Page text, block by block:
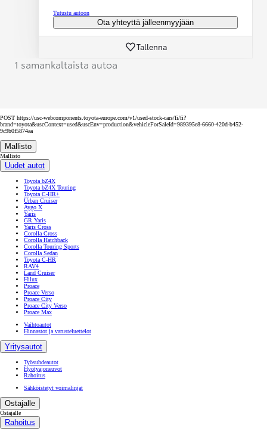
Tutustu autoon
Ota yhteyttä jälleenmyyjään
Tallenna
1 samankaltaista autoa
POST https://usc-webcomponents.toyota-europe.com/v1/used-stock-cars/fi/fi?
brand=toyota&uscContext=used&uscEnv=production&vehicleForSaleId=989395e8-6660-420d-b452-
9c9b0f5874aa
Mallisto
Mallisto
Uudet autot
Toyota bZ4X
Toyota bZ4X Touring
Toyota C-HR+
Urban Cruiser
Aygo X
Yaris
GR Yaris
Yaris Cross
Corolla Cross
Corolla Hatchback
Corolla Touring Sports
Corolla Sedan
Toyota C-HR
RAV4
Land Cruiser
Hilux
Proace
Proace Verso
Proace City
Proace City Verso
Proace Max
Vaihtoautot
Hinnastot ja varusteluettelot
Yritysautot
Työsuhdeautot
Hyötyajoneuvot
Rahoitus
Sähköistetyt voimalinjat
Ostajalle
Ostajalle
Rahoitus